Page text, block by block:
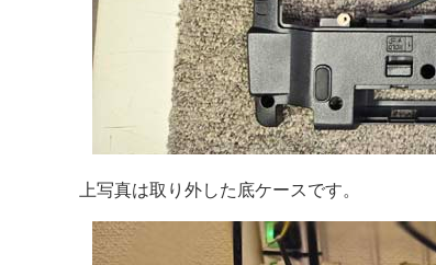
上写真は取り外した底ケースです。